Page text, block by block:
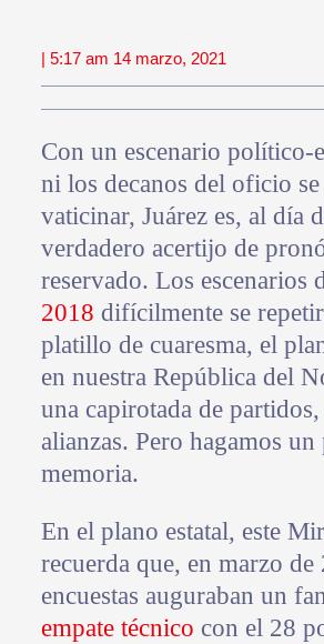
| 5:17 am 14 marzo, 2021
Con un escenario político-
ni los decanos del oficio
vaticinar, Juárez es, al día
verdadero acertijo de
reservado. Los escenarios
2018 difícilmente se
platillo de cuaresma, el
en nuestra República del
una capirotada de
alianzas. Pero hagamos un
memoria.
En el plano estatal, este
recuerda que, en marzo de
encuestas auguraban un
empate técnico con el 28